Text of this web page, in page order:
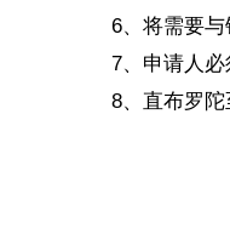
6、将需要
7、申请人
8、直布罗
了解